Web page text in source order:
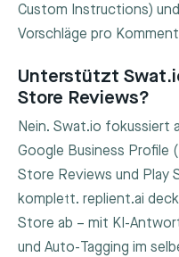
Custom Instructions)
Vorschläge pro
Unterstützt
Store Reviews?
Nein. Swat.io fokussiert
Google Business Profile
Store Reviews und Play
komplett. replient.ai
Store ab – mit KI-
und Auto-Tagging im